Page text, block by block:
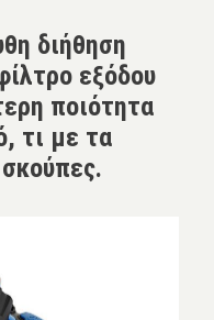
διήθηση
εξόδου
ποιότητα
τι με τα